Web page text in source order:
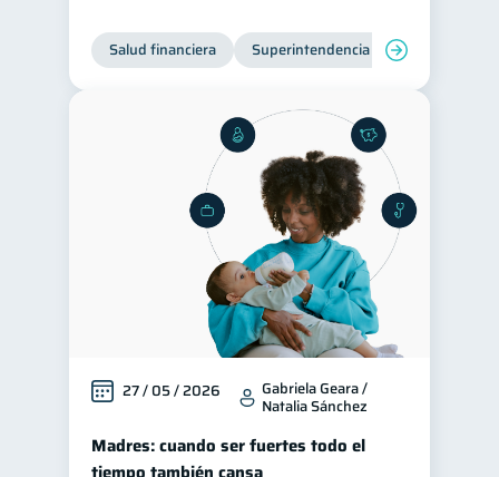
Historial crediticio 6
Derechos & Deberes 4
Vacaciones 2
Criptomonedas
Cuenta Abandonada 2
2
Finanzas Personales 1
Finanzas en Pareja
1
Fraudes 1 Mipymes
Salud financiera Superintendencia de Bancos
27 / 05 / 2026 Gabriela Geara /
Natalia Sánchez
Madres: cuando ser fuertes todo el